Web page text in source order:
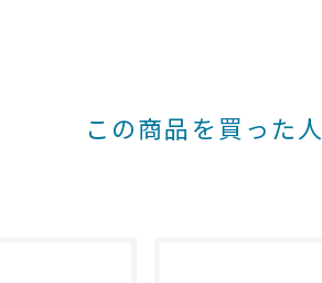
この商品を買った